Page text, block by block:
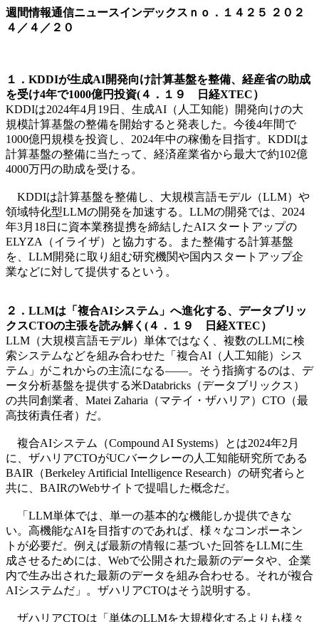
週間情報通信ニュースインデックスｎｏ． １４２５
２０２
４／４／２０
１．KDDIが生成AI開発向け計算基盤を整備、経産省の助成
を受け4年で1000億円投資(４．１９ 日経XTEC）
KDDIは2024年4月19日、生成AI（人工知能）開発向けの大
規模計算基盤の整備を開始すると発表した。今後4年間で
1000億円規模を投資し、2024年中の稼働を目指す。KDDIは
計算基盤の整備に当たって、経済産業省から最大で約102億
4000万円の助成を受ける。
KDDIは計算基盤を整備し、大規模言語モデル（LLM）や
領域特化型LLMの開発を加速する。LLMの開発では、2024
年3月18日に資本業務提携を締結したAIスタートアップの
ELYZA（イライザ）と協力する。また整備する計算基盤
を、LLM開発に取り組む研究機関や国内スタートアップ企
業などに対して提供するという。
２．LLMは「複合AIシステム」へ進化する、データブリッ
クスCTOの主張を読み解く(４．１９ 日経XTEC）
LLM（大規模言語モデル）単体ではなく、複数のLLMに検
索システムなどを組み合わせた「複合AI（人工知能）シス
テム」がこれからの主流になる――。そう指摘するのは、デ
ータ分析基盤を提供する米Databricks（データブリックス）
の共同創業者、Matei Zaharia（マテイ・ザハリア）CTO（最
高技術責任者）だ。
複合AIシステム（Compound AI Systems）とは2024年2月
に、ザハリアCTOがUCバークレーの人工知能研究所である
BAIR（Berkeley Artificial Intelligence Research）の研究者らと
共に、BAIRのWebサイトで提唱した概念だ。
「LLM単体では、単一の基本的な機能しか提供できな
い。高機能なAIを目指すのであれば、様々なコンポーネン
トが必要だ。例えば最新の情報に基づいた回答をLLMに生
成させるためには、Webで公開された最新のデータや、企業
内で生み出された最新のデータを組み合わせる。それが複合
AIシステムだ」。ザハリアCTOはそう説明する。
ザハリアCTOは「単体のLLMを大規模化するよりも様々